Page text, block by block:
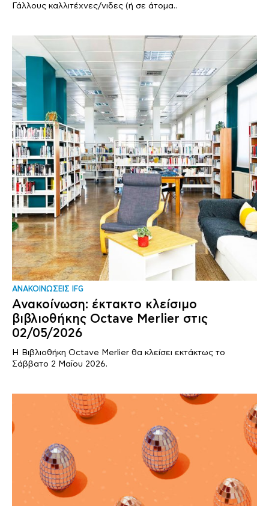
Γάλλους καλλιτέχνες/νιδες (ή σε άτομα..
ΑΝΑΚΟΙΝΩΣΕΙΣ IFG
Ανακοίνωση: έκτακτο κλείσιμο
βιβλιοθήκης Octave Merlier στις
02/05/2026
Η Βιβλιοθήκη Octave Merlier θα κλείσει εκτάκτως το
Σάββατο 2 Μαΐου 2026.